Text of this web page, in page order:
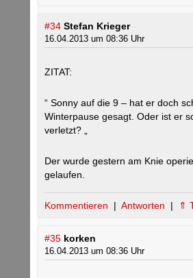
#34 Stefan Krieger
16.04.2013 um 08:36 Uhr
ZITAT:
“ Sonny auf die 9 – hat er doch
Winterpause gesagt. Oder ist er
verletzt? „
Der wurde gestern am Knie
gelaufen.
Kommentieren | Antworten | ⇑
#35 korken
16.04.2013 um 08:36 Uhr